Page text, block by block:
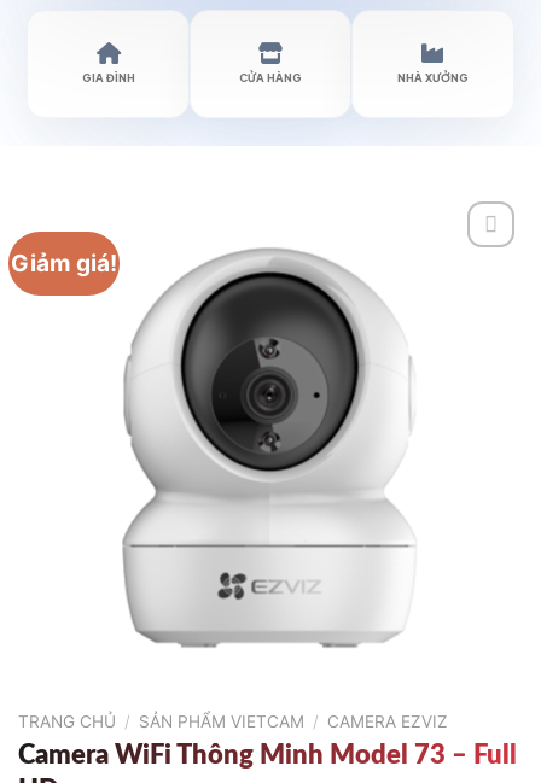
GIA ĐÌNH CỬA HÀNG NHÀ XƯỞNG
Giảm giá!
TRANG CHỦ / SẢN PHẨM VIETCAM / CAMERA EZVIZ
Camera WiFi Thông Minh Model 73 – Full